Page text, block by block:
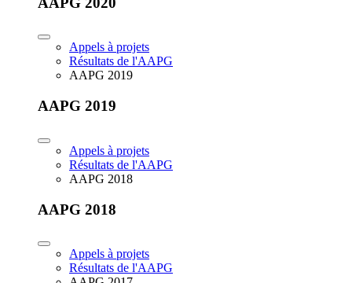
Appels à projets
Résultats de l'AAPG
AAPG 2019
AAPG 2019
Appels à projets
Résultats de l'AAPG
AAPG 2018
AAPG 2018
Appels à projets
Résultats de l'AAPG